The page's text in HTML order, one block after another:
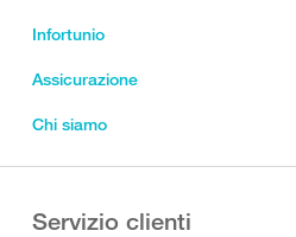
Infortunio
Assicurazione
Chi siamo
Servizio clienti